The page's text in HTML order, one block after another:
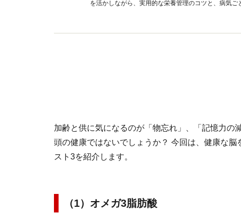
を活かしながら、実用的な栄養管理のコツと、病気ご
加齢と供に気になるのが「物忘れ」、「記憶力の
頭の健康ではないでしょうか？ 今回は、健康な脳
スト3を紹介します。
（1）オメガ3脂肪酸